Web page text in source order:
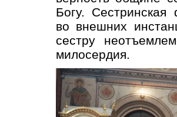
Богу. Сестринская
во внешних
сестру
милосердия.